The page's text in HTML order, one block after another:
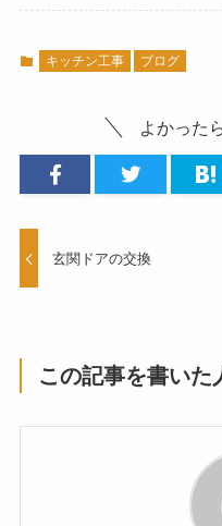
キッチン工事 ブログ
よかった
玄関ドアの交換
この記事を書いた